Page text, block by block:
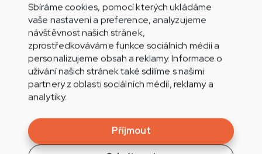
Sbíráme cookies, pomocí kterých ukládáme
vaše nastavení a preference, analyzujeme
návštěvnost našich stránek,
zprostředkováváme funkce sociálních médií a
personalizujeme obsah a reklamy. Informace o
užívání našich stránek také sdílíme s našimi
partnery z oblasti sociálních médií, reklamy a
analytiky.
Příjmout
Aplikace Play.cz pro iOS
Nepřehlédněte